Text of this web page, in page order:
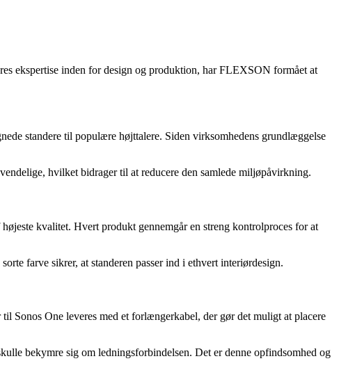
ekspertise inden for design og produktion, har FLEXSON formået at
standere til populære højttalere. Siden virksomhedens grundlæggelse
hvilket bidrager til at reducere den samlede miljøpåvirkning.
kvalitet. Hvert produkt gennemgår en streng kontrolproces for at
farve sikrer, at standeren passer ind i ethvert interiørdesign.
Sonos One leveres med et forlængerkabel, der gør det muligt at placere
bekymre sig om ledningsforbindelsen. Det er denne opfindsomhed og